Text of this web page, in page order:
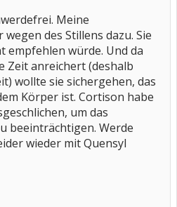
Meine
des Stillens dazu. Sie
empfehlen würde. Und da
Zeit anreichert (deshalb
wollte sie sichergehen, das
Körper ist. Cortison habe
um das
beeinträchtigen. Werde
wieder mit Quensyl